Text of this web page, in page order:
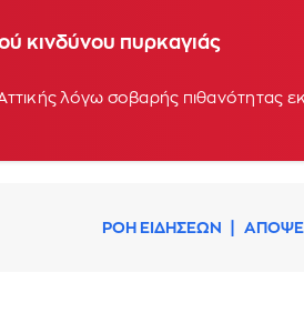
κινδύνου πυρκαγιάς
λόγω σοβαρής πιθανότητας
ΡΟΗ ΕΙΔΗΣΕΩΝ